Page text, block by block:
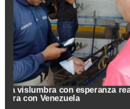
Pregón de la Noche del